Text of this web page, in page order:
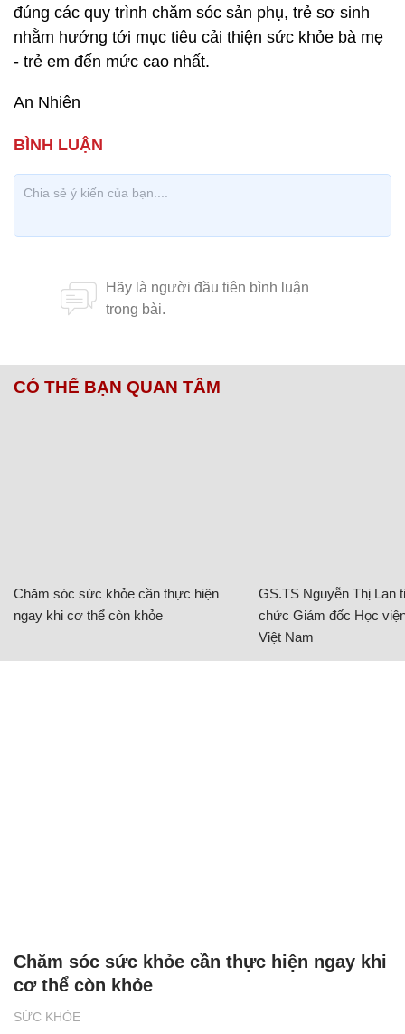
đúng các quy trình chăm sóc sản phụ, trẻ sơ sinh
nhằm hướng tới mục tiêu cải thiện sức khỏe bà mẹ
- trẻ em đến mức cao nhất.
An Nhiên
CÓ THỂ BẠN QUAN TÂM
Chăm sóc sức khỏe cần thực hiện
ngay khi cơ thể còn khỏe
GS.TS Nguyễn Thị Lan
chức Giám đốc Học
Việt Nam
SỨC KHỎE
Chăm sóc sức khỏe cần thực hiện ngay khi
cơ thể còn khỏe